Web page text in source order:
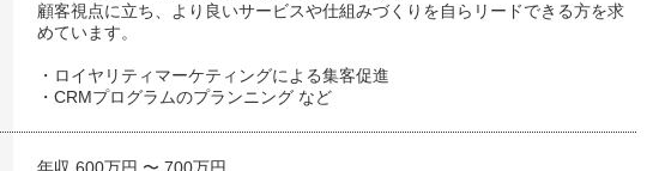
顧客視点に立ち、より良いサービスや仕組みづくりを自らリードできる方を求
めています。
・ロイヤリティマーケティングによる集客促進
・CRMプログラムのプランニング など